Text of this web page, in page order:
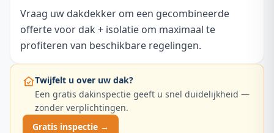
Vraag uw dakdekker om een gecombineerde
offerte voor dak + isolatie om maximaal te
profiteren van beschikbare regelingen.
Twijfelt u over uw dak?
Een gratis dakinspectie geeft u snel duidelijkheid —
zonder verplichtingen.
Gratis inspectie →